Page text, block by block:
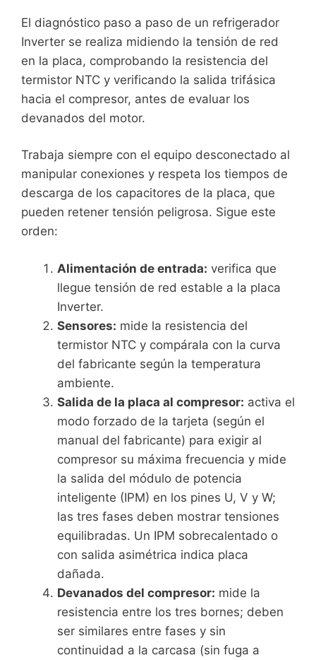
El diagnóstico paso a paso de un refrigerador
Inverter se realiza midiendo la tensión de red
en la placa, comprobando la resistencia del
termistor NTC y verificando la salida trifásica
hacia el compresor, antes de evaluar los
devanados del motor.
Trabaja siempre con el equipo desconectado al
manipular conexiones y respeta los tiempos de
descarga de los capacitores de la placa, que
pueden retener tensión peligrosa. Sigue este
orden:
Alimentación de entrada: verifica que
llegue tensión de red estable a la placa
Inverter.
Sensores: mide la resistencia del
termistor NTC y compárala con la curva
del fabricante según la temperatura
ambiente.
Salida de la placa al compresor: activa el
modo forzado de la tarjeta (según el
manual del fabricante) para exigir al
compresor su máxima frecuencia y mide
la salida del módulo de potencia
inteligente (IPM) en los pines U, V y W;
las tres fases deben mostrar tensiones
equilibradas. Un IPM sobrecalentado o
con salida asimétrica indica placa
dañada.
Devanados del compresor: mide la
resistencia entre los tres bornes; deben
ser similares entre fases y sin
continuidad a la carcasa (sin fuga a